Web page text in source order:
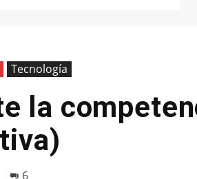
Tecnología
la
6